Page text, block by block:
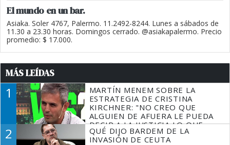
El mundo en un bar.
Asiaka. Soler 4767, Palermo. 11.2492-8244. Lunes a sábados de
11.30 a 23.30 horas. Domingos cerrado. @asiakapalermo. Precio
promedio: $ 17.000.
MÁS LEÍDAS
1
MARTÍN MENEM SOBRE LA
ESTRATEGIA DE CRISTINA
KIRCHNER: "NO CREO QUE
ALGUIEN DE AFUERA LE PUEDA
DECIR A LA JUSTICIA LO QUE
TIENE QUE HACER"
2
QUÉ DIJO BARDEM DE LA
INVASIÓN DE CEUTA